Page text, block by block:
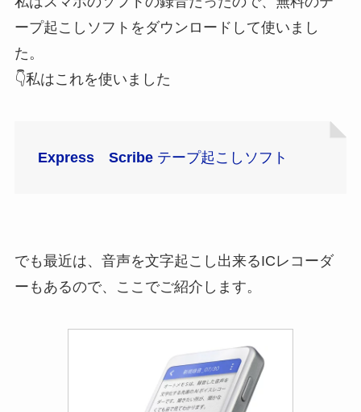
ープ起こしソフトをダウンロードして使いまし
た。
👇私はこれを使いました
Express Scribeテープ起こしソフト
でも最近は、音声を文字起こし出来るICレコーダ
ーもあるので、ここでご紹介します。